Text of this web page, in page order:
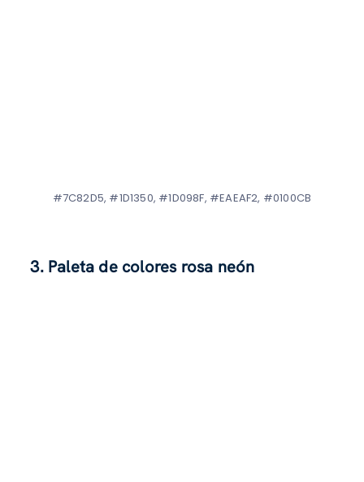
#7C82D5, #1D1350, #1D098F, #EAEAF2, #0100CB
3. Paleta de colores rosa neón